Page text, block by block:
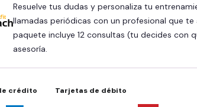
Resuelve tus dudas y personaliza tu
llamadas periódicas con un profesional que
paquete incluye 12 consultas (tu decides con
asesoría.
crédito Tarjetas de débito